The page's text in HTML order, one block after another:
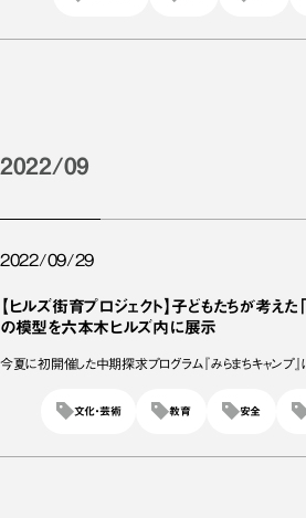
2022/09
2022/09/29
【ヒルズ街育プロジェクト】子どもたちが考えた
の模型を六本木ヒルズ内に展示
今夏に初開催した中期探求プログラム『みらまちキャンプ
安全
教育
文化・芸術